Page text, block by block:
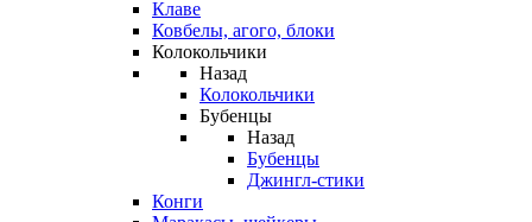
Клаве
Ковбелы, агого, блоки
Колокольчики
Назад
Колокольчики
Бубенцы
Назад
Бубенцы
Джингл-стики
Конги